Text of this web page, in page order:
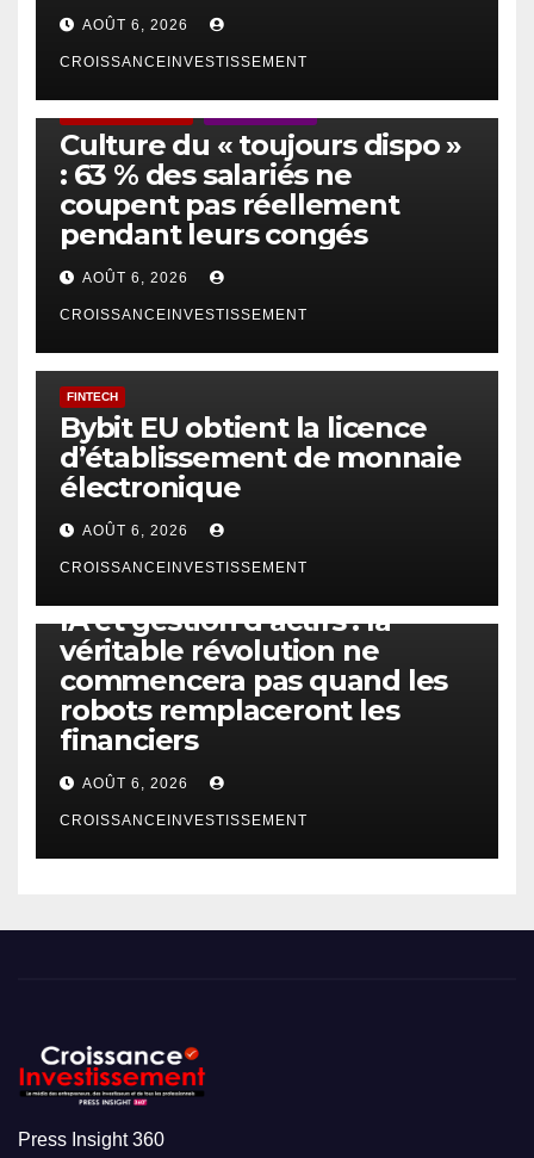
AOÛT 6, 2026
CROISSANCEINVESTISSEMENT
Culture du « toujours dispo »
: 63 % des salariés ne
coupent pas réellement
pendant leurs congés
AOÛT 6, 2026
CROISSANCEINVESTISSEMENT
FINTECH
Bybit EU obtient la licence
d’établissement de monnaie
électronique
AOÛT 6, 2026
CROISSANCEINVESTISSEMENT
IA et gestion d’actifs : la
véritable révolution ne
commencera pas quand les
robots remplaceront les
financiers
AOÛT 6, 2026
CROISSANCEINVESTISSEMENT
Press Insight 360